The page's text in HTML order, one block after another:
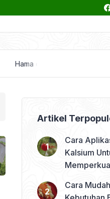
Hama dan Penyakit
Artikel
Cara
Kalsium
Cara